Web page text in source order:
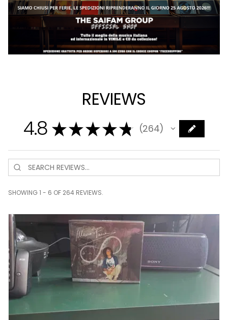
REVIEWS
4.8 ★★★★★ 264
264
SHOWING 1 - 6 OF 264 REVIEWS.